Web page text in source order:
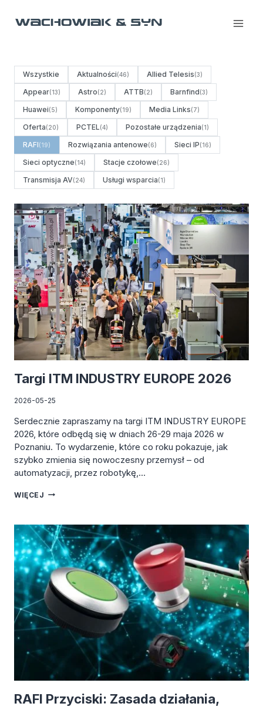
Wszystkie Aktualności(46) Allied Telesis(3)
Appear(13) Astro(2) ATTB(2) Barnfind(3)
Huawei(5) Komponenty(19) Media Links(7)
Oferta(20) PCTEL(4) Pozostałe urządzenia(1)
RAFI(19) Rozwiązania antenowe(6) Sieci IP(16)
Sieci optyczne(14) Stacje czołowe(26)
Transmisja AV(24) Usługi wsparcia(1)
Targi ITM INDUSTRY EUROPE 2026
2026-05-25
Serdecznie zapraszamy na targi ITM INDUSTRY EUROPE
2026, które odbędą się w dniach 26-29 maja 2026 w
Poznaniu. To wydarzenie, które co roku pokazuje, jak
szybko zmienia się nowoczesny przemysł – od
automatyzacji, przez robotykę,…
WIĘCEJ TARGI
EUROPE
2026
RAFI Przyciski: Zasada działania,